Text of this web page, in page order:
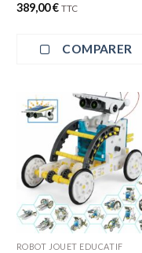
389,00€ TTC
COMPARER
+
ROBOT JOUET EDUCATIF